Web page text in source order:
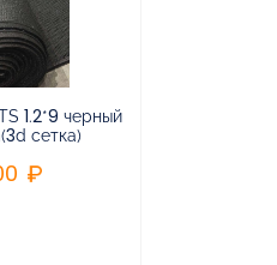
1.2*9 черный
сетка)